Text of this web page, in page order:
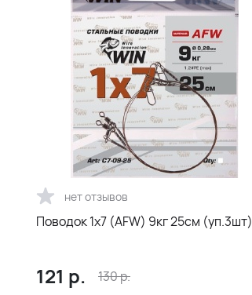
нет отзывов
Поводок 1х7 (AFW) 9кг 25см (уп.3шт)
121 р. 130р.